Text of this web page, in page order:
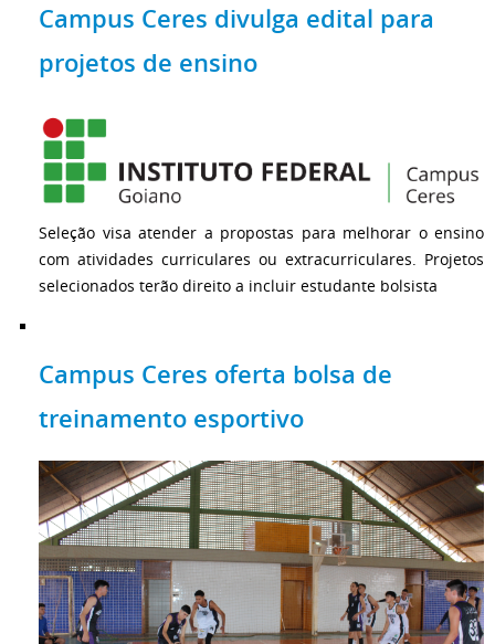
Campus Ceres divulga edital para
projetos de ensino
Seleção visa atender a propostas para melhorar o ensino
com atividades curriculares ou extracurriculares. Projetos
selecionados terão direito a incluir estudante bolsista
Campus Ceres oferta bolsa de
treinamento esportivo